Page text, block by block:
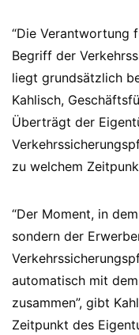
“Die Verantwortung
Begriff der
liegt grundsätzlich
Kahlisch,
Überträgt der
zu welchem
“Der Moment, in
sondern der
automatisch mit
zusammen”, gibt
Zeitpunkt des